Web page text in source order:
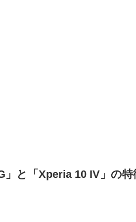
」と「Xperia 10 IV」の